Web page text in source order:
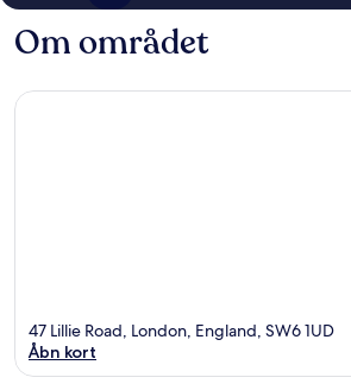
Om området
47 Lillie Road, London, England, SW6 1UD
Åbn kort